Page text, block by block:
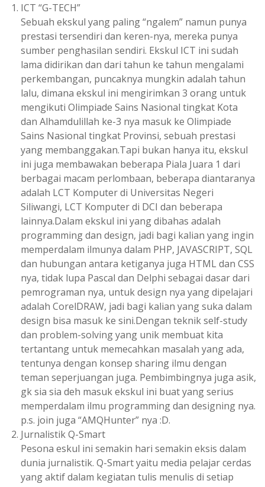
ICT “G-TECH”
Sebuah ekskul yang paling “ngalem” namun punya
prestasi tersendiri dan keren-nya, mereka punya
sumber penghasilan sendiri. Ekskul ICT ini sudah
lama didirikan dan dari tahun ke tahun mengalami
perkembangan, puncaknya mungkin adalah tahun
lalu, dimana ekskul ini mengirimkan 3 orang untuk
mengikuti Olimpiade Sains Nasional tingkat Kota
dan Alhamdulillah ke-3 nya masuk ke Olimpiade
Sains Nasional tingkat Provinsi, sebuah prestasi
yang membanggakan.Tapi bukan hanya itu, ekskul
ini juga membawakan beberapa Piala Juara 1 dari
berbagai macam perlombaan, beberapa diantaranya
adalah LCT Komputer di Universitas Negeri
Siliwangi, LCT Komputer di DCI dan beberapa
lainnya.Dalam ekskul ini yang dibahas adalah
programming dan design, jadi bagi kalian yang ingin
memperdalam ilmunya dalam PHP, JAVASCRIPT, SQL
dan hubungan antara ketiganya juga HTML dan CSS
nya, tidak lupa Pascal dan Delphi sebagai dasar dari
pemrograman nya, untuk design nya yang dipelajari
adalah CorelDRAW, jadi bagi kalian yang suka dalam
design bisa masuk ke sini.Dengan teknik self-study
dan problem-solving yang unik membuat kita
tertantang untuk memecahkan masalah yang ada,
tentunya dengan konsep sharing ilmu dengan
teman seperjuangan juga. Pembimbingnya juga asik,
gk sia sia deh masuk ekskul ini buat yang serius
memperdalam ilmu programming dan designing nya.
p.s. join juga “AMQHunter” nya :D.
Jurnalistik Q-Smart
Pesona eskul ini semakin hari semakin eksis dalam
dunia jurnalistik. Q-Smart yaitu media pelajar cerdas
yang aktif dalam kegiatan tulis menulis di setiap